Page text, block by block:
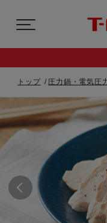
トップ 圧力鍋・電気圧